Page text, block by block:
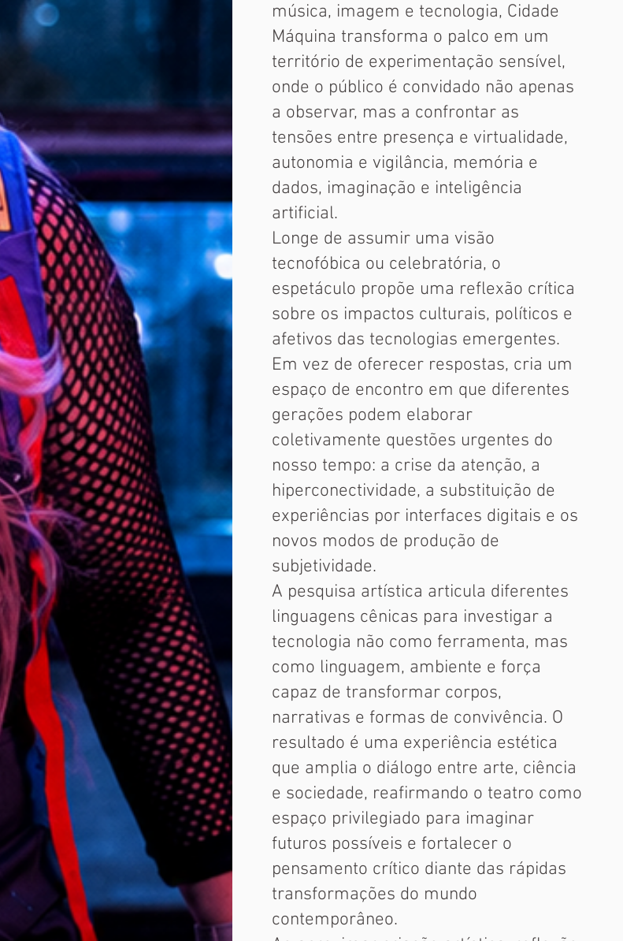
música, imagem e tecnologia, Cidade
Máquina transforma o palco em um
território de experimentação sensível,
onde o público é convidado não apenas
a observar, mas a confrontar as
tensões entre presença e virtualidade,
autonomia e vigilância, memória e
dados, imaginação e inteligência
artificial.
Longe de assumir uma visão
tecnofóbica ou celebratória, o
espetáculo propõe uma reflexão crítica
sobre os impactos culturais, políticos e
afetivos das tecnologias emergentes.
Em vez de oferecer respostas, cria um
espaço de encontro em que diferentes
gerações podem elaborar
coletivamente questões urgentes do
nosso tempo: a crise da atenção, a
hiperconectividade, a substituição de
experiências por interfaces digitais e os
novos modos de produção de
subjetividade.
A pesquisa artística articula diferentes
linguagens cênicas para investigar a
tecnologia não como ferramenta, mas
como linguagem, ambiente e força
capaz de transformar corpos,
narrativas e formas de convivência. O
resultado é uma experiência estética
que amplia o diálogo entre arte, ciência
e sociedade, reafirmando o teatro como
espaço privilegiado para imaginar
futuros possíveis e fortalecer o
pensamento crítico diante das rápidas
transformações do mundo
contemporâneo.